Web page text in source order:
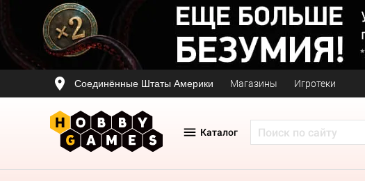
Соединённые Штаты Америки Магазины Игротеки
Каталог